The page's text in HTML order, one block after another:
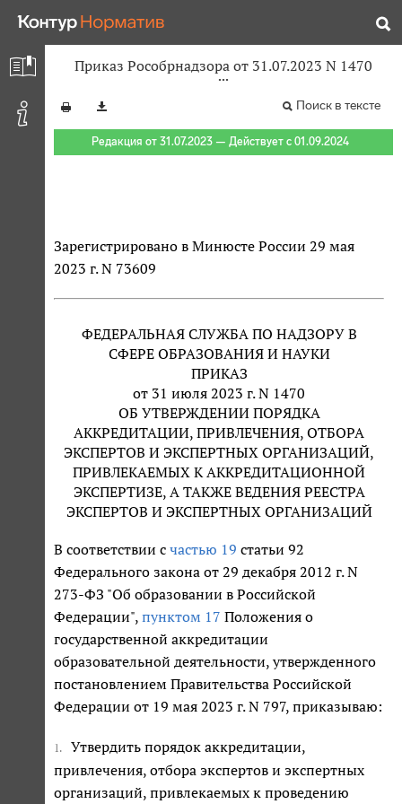
Приказ Рособрнадзора от 31.07.2023 N 1470
Поиск в тексте
Редакция от 31.07.2023 — Действует с 01.09.2024
Зарегистрировано в Минюсте России 29 мая
2023 г. N 73609
ФЕДЕРАЛЬНАЯ СЛУЖБА ПО НАДЗОРУ В
СФЕРЕ ОБРАЗОВАНИЯ И НАУКИ
ПРИКАЗ
от 31 июля 2023 г. N 1470
ОБ УТВЕРЖДЕНИИ ПОРЯДКА
АККРЕДИТАЦИИ, ПРИВЛЕЧЕНИЯ, ОТБОРА
ЭКСПЕРТОВ И ЭКСПЕРТНЫХ ОРГАНИЗАЦИЙ,
ПРИВЛЕКАЕМЫХ К АККРЕДИТАЦИОННОЙ
ЭКСПЕРТИЗЕ, А ТАКЖЕ ВЕДЕНИЯ РЕЕСТРА
ЭКСПЕРТОВ И ЭКСПЕРТНЫХ ОРГАНИЗАЦИЙ
В соответствии с частью 19 статьи 92
Федерального закона от 29 декабря 2012 г. N
273-ФЗ "Об образовании в Российской
Федерации", пунктом 17 Положения о
государственной аккредитации
образовательной деятельности, утвержденного
постановлением Правительства Российской
Федерации от 19 мая 2023 г. N 797, приказываю:
1.
Утвердить порядок аккредитации,
привлечения, отбора экспертов и экспертных
организаций, привлекаемых к проведению